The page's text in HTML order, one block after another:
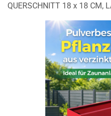
QUER­SCHNITT 18 x 18 CM,